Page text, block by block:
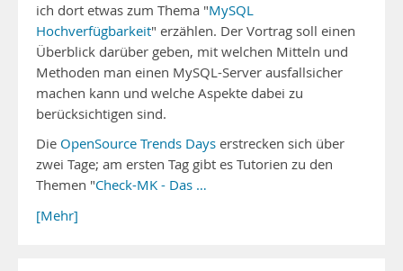
ich dort etwas zum Thema "MySQL
Hochverfügbarkeit" erzählen. Der Vortrag soll einen
Überblick darüber geben, mit welchen Mitteln und
Methoden man einen MySQL-Server ausfallsicher
machen kann und welche Aspekte dabei zu
berücksichtigen sind.
Die OpenSource Trends Days erstrecken sich über
zwei Tage; am ersten Tag gibt es Tutorien zu den
Themen "Check-MK - Das …
[Mehr]